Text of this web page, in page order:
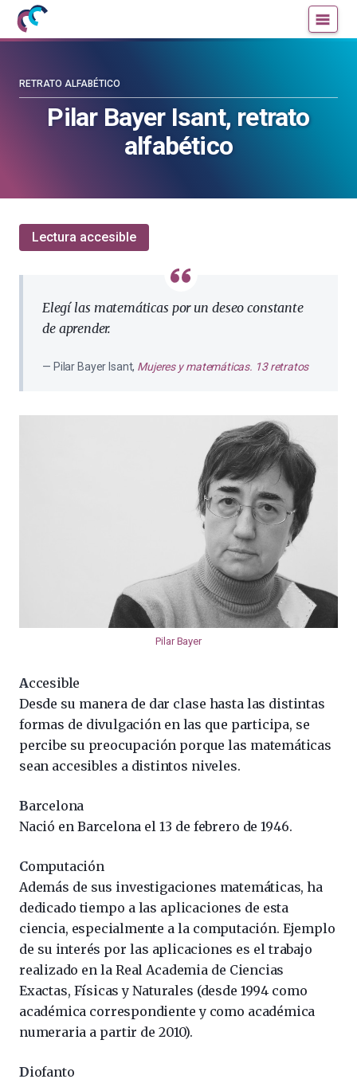
Mujeres
con
la
blog
la
Pilar Bayer Isant, retrato
alfabético
RETRATO ALFABÉTICO
Lectura accesible
Elegí las matemáticas por un deseo constante
de aprender.
Pilar Bayer Isant, Mujeres y matemáticas. 13 retratos
Pilar Bayer
Accesible
Desde su manera de dar clase hasta las distintas
formas de divulgación en las que participa, se
percibe su preocupación porque las matemáticas
sean accesibles a distintos niveles.
Barcelona
Nació en Barcelona el 13 de febrero de 1946.
Computación
Además de sus investigaciones matemáticas, ha
dedicado tiempo a las aplicaciones de esta
ciencia, especialmente a la computación. Ejemplo
de su interés por las aplicaciones es el trabajo
realizado en la Real Academia de Ciencias
Exactas, Físicas y Naturales (desde 1994 como
académica correspondiente y como académica
numeraria a partir de 2010).
Diofanto